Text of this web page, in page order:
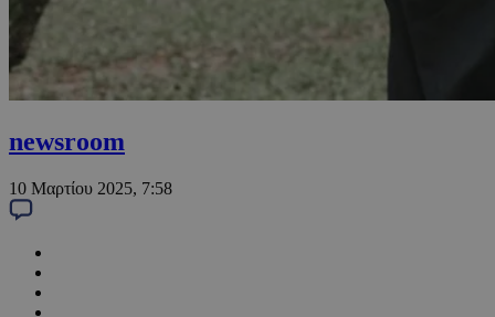
newsroom
10 Μαρτίου 2025, 7:58